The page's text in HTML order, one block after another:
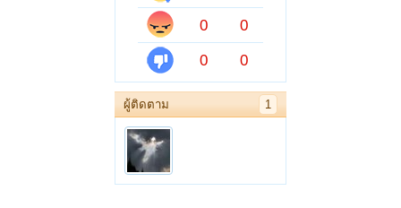
0
0
0
0
ผู้ติดตาม 1